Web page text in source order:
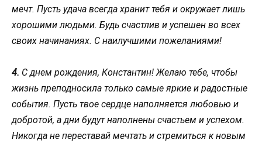
мечт. Пусть удача всегда хранит тебя и окружает лишь
хорошими людьми. Будь счастлив и успешен во всех
своих начинаниях. С наилучшими пожеланиями!
4. С днем рождения, Константин! Желаю тебе, чтобы
жизнь преподносила только самые яркие и радостные
события. Пусть твое сердце наполняется любовью и
добротой, а дни будут наполнены счастьем и успехом.
Никогда не переставай мечтать и стремиться к новым